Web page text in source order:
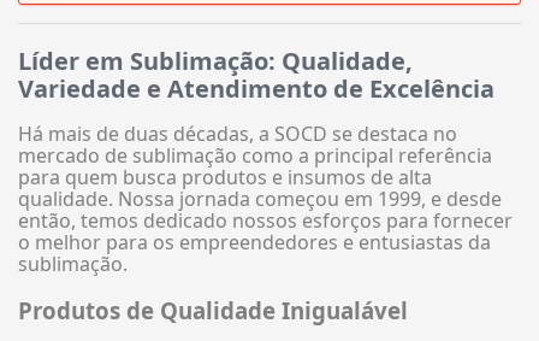
Líder em Sublimação: Qualidade,
Variedade e Atendimento de Excelência
Há mais de duas décadas, a SOCD se destaca no
mercado de sublimação como a principal referência
para quem busca produtos e insumos de alta
qualidade. Nossa jornada começou em 1999, e desde
então, temos dedicado nossos esforços para fornecer
o melhor para os empreendedores e entusiastas da
sublimação.
Produtos de Qualidade Inigualável